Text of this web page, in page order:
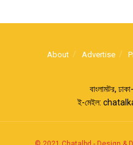
About Advertise
বাংলামটর,
ই-মেইল: